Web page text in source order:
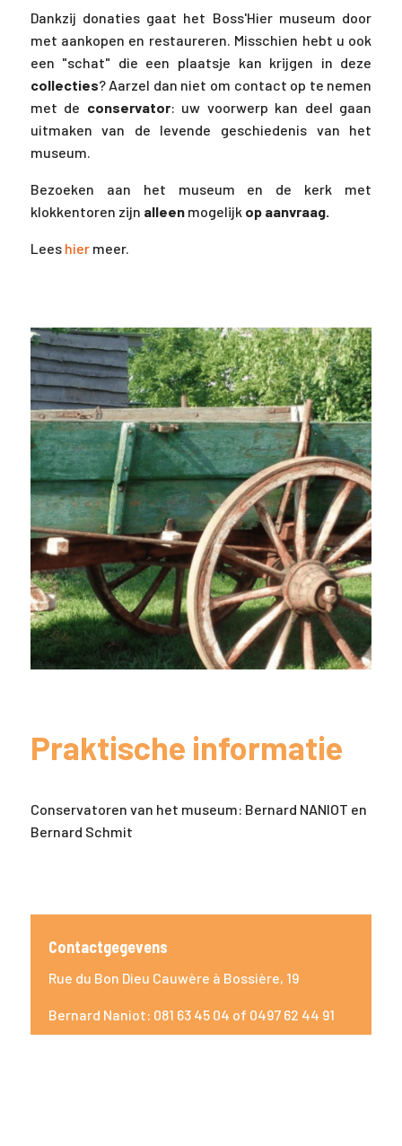
Dankzij donaties gaat het Boss'Hier museum door
met aankopen en restaureren. Misschien hebt u ook
een "schat" die een plaatsje kan krijgen in deze
collecties? Aarzel dan niet om contact op te nemen
met de conservator: uw voorwerp kan deel gaan
uitmaken van de levende geschiedenis van het
museum.
Bezoeken aan het museum en de kerk met
klokkentoren zijn alleenmogelijk op aanvraag.
Lees hiermeer.
Praktische informatie
Conservatoren van het museum: Bernard NANIOT en
Bernard Schmit
Contactgegevens
Rue du Bon Dieu Cauwère à Bossière, 19
Bernard Naniot: 081 63 45 04 of 0497 62 44 91